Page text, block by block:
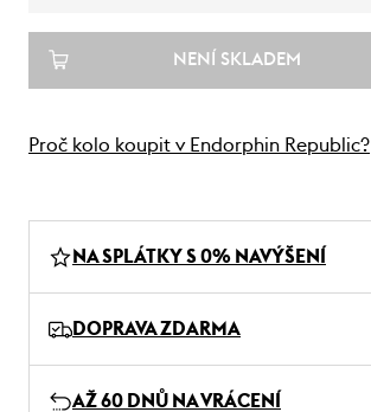
NENÍ SKLADEM
Proč kolo koupit v Endorphin Republic?
NA SPLÁTKY S 0% NAVÝŠENÍ
DOPRAVA ZDARMA
AŽ 60 DNŮ NA VRÁCENÍ